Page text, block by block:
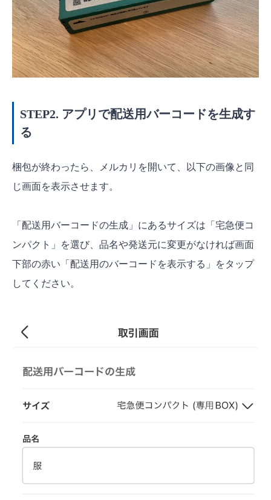
STEP2. アプリで配送用バーコードを生成す
る
梱包が終わったら、メルカリを開いて、以下の画像と同
じ画面を表示させます。
「配送用バーコードの生成」にあるサイズは「宅急便コ
ンパクト」を選び、品名や発送元に変更がなければ画面
下部の赤い「配送用のバーコードを表示する」をタップ
してください。